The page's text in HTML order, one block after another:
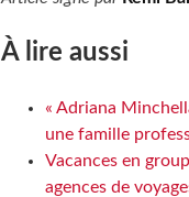
À lire aussi
« Adriana
une famille
Vacances en
agences de